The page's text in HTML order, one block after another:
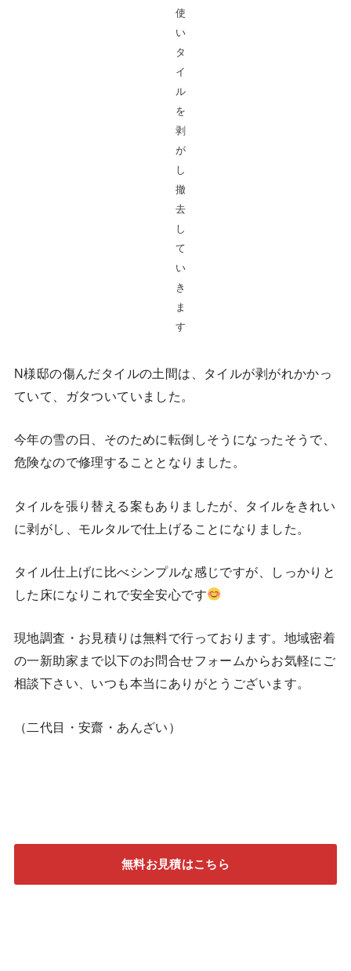
使
い
タ
イ
ル
を
剥
が
し
撤
去
し
て
い
き
ま
す
N様邸の傷んだタイルの土間は、タイルが剥がれかかっ
ていて、ガタついていました。
今年の雪の日、そのために転倒しそうになったそうで、
危険なので修理することとなりました。
タイルを張り替える案もありましたが、タイルをきれい
に剥がし、モルタルで仕上げることになりました。
タイル仕上げに比べシンプルな感じですが、しっかりと
した床になりこれで安全安心です
現地調査・お見積りは無料で行っております。地域密着
の一新助家まで以下のお問合せフォームからお気軽にご
相談下さい、いつも本当にありがとうございます。
（二代目・安齋・あんざい）
無料お見積はこちら